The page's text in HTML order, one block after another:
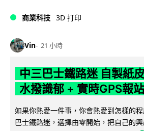
商業科技 3D 打印
Vin 21 小時
中三巴士鐵路迷 自製紙
水撥識郁 + 實時GPS報站
如果你熱愛一件事，你會熱愛到怎樣的
巴士鐵路迷，選擇由零開始，把自己的